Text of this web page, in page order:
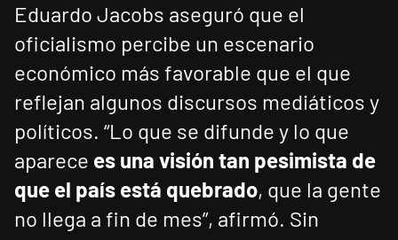
Eduardo Jacobs aseguró que el
oficialismo percibe un escenario
económico más favorable que el que
reflejan algunos discursos mediáticos y
políticos. “Lo que se difunde y lo que
aparece es una visión tan pesimista de
que el país está quebrado, que la gente
no llega a fin de mes”, afirmó. Sin